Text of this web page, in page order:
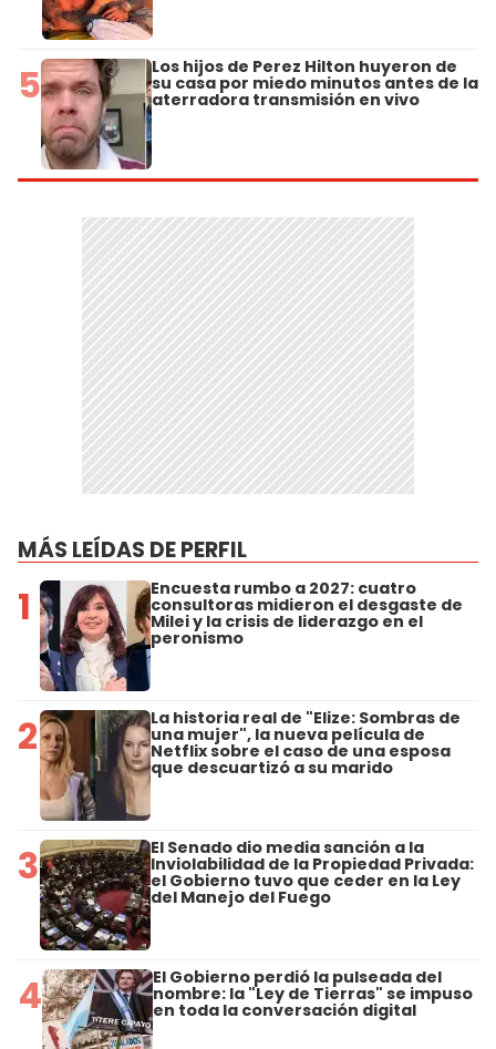
5 Los hijos de Perez Hilton huyeron de
su casa por miedo minutos antes de la
aterradora transmisión en vivo
MÁS LEÍDAS DE PERFIL
1 Encuesta rumbo a 2027: cuatro
consultoras midieron el desgaste de
Milei y la crisis de liderazgo en el
peronismo
2 La historia real de "Elize: Sombras de
una mujer", la nueva película de
Netflix sobre el caso de una esposa
que descuartizó a su marido
3 El Senado dio media sanción a la
Inviolabilidad de la Propiedad Privada:
el Gobierno tuvo que ceder en la Ley
del Manejo del Fuego
4 El Gobierno perdió la pulseada del
nombre: la "Ley de Tierras" se impuso
en toda la conversación digital